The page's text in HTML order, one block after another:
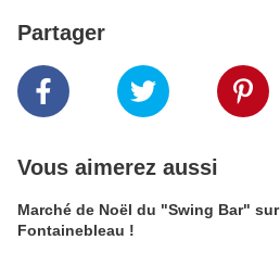
Partager
Vous aimerez aussi
Marché de Noël du "Swing Bar" sur
Fontainebleau !